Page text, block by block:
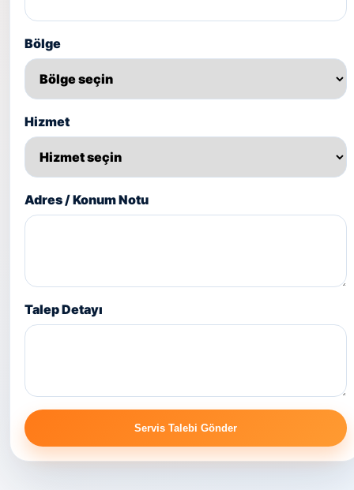
Bölge
Hizmet
Adres / Konum Notu
Talep Detayı
Servis Talebi Gönder